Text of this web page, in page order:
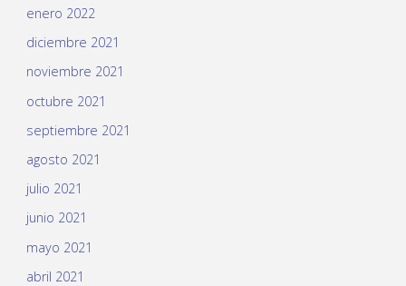
enero 2022
diciembre 2021
noviembre 2021
octubre 2021
septiembre 2021
agosto 2021
julio 2021
junio 2021
mayo 2021
abril 2021